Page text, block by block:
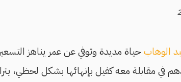
الوهابحياة مديدة وتوفي عن عمر يناهز
مقابلة معه كفيل بإنهائها بشكل لحظي،